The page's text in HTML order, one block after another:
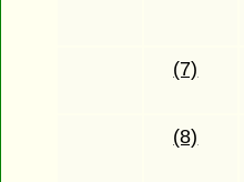
(7)
(8)